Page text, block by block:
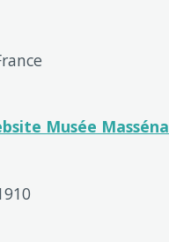
Musée Masséna